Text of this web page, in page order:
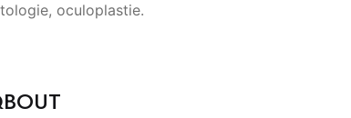
oculoplastie.